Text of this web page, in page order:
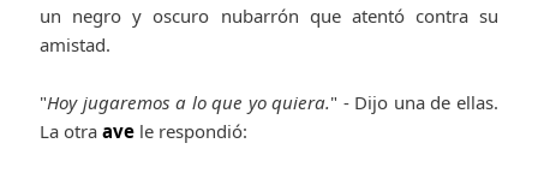
un negro y oscuro nubarrón que atentó contra su
amistad.
"Hoy jugaremos a lo que yo quiera." - Dijo una de ellas.
La otraave le respondió: